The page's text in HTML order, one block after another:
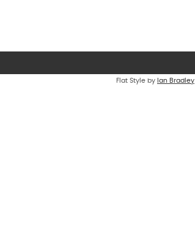
Flat Style by Ian Bradley